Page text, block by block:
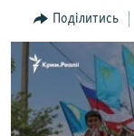
Перейти
пошуку
ПОГЛЯД
ІНТЕРВ'Ю
ВСЕ ЗА ДЕНЬ
СПЕЦПРОЕКТИ
Поділитись